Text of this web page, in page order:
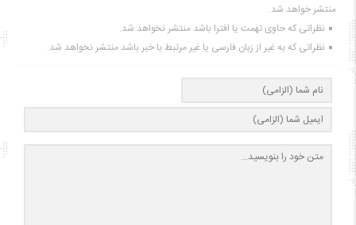
منتشر خواهد شد.
نظراتی که حاوی تهمت یا افترا باشد منتشر نخواهد شد.
نظراتی که به غیر از زبان فارسی یا غیر مرتبط با خبر باشد منتشر نخواهد شد.